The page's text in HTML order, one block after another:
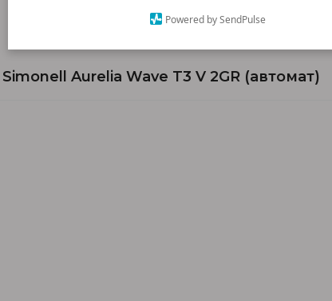
Powered by SendPulse
Aurelia Wave T3 V 2GR (автомат)